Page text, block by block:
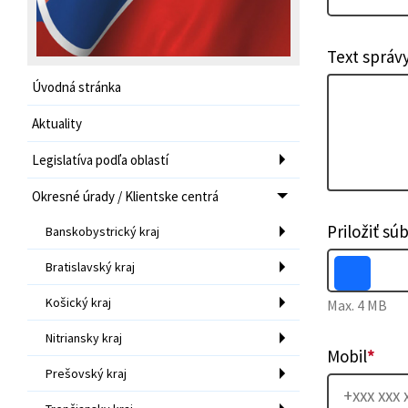
Úvodná stránka
Aktuality
Legislatíva podľa oblastí
Okresné úrady / Klientske centrá
Banskobystrický kraj
Bratislavský kraj
Košický kraj
Nitriansky kraj
Prešovský kraj
Text
Priložiť
Max. 4 MB
Mobil*